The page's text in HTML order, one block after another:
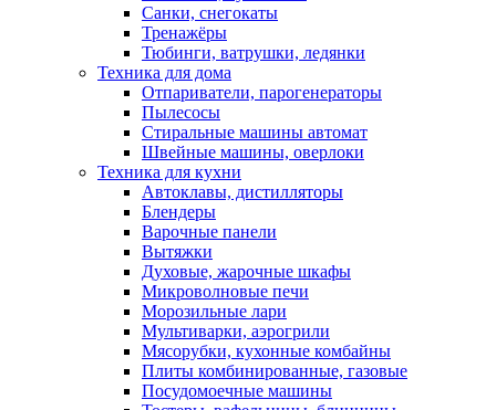
Санки, снегокаты
Тренажёры
Тюбинги, ватрушки, ледянки
Техника для дома
Отпариватели, парогенераторы
Пылесосы
Стиральные машины автомат
Швейные машины, оверлоки
Техника для кухни
Автоклавы, дистилляторы
Блендеры
Варочные панели
Вытяжки
Духовые, жарочные шкафы
Микроволновые печи
Морозильные лари
Мультиварки, аэрогрили
Мясорубки, кухонные комбайны
Плиты комбинированные, газовые
Посудомоечные машины